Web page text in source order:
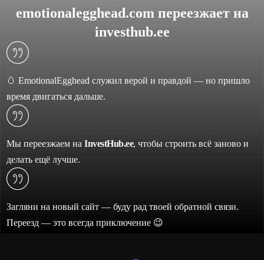
emotionalegghead.com переезжает на
investhub.ee
🥚 EmotionalEgghead служил верой и правдой — но пришло
время двигаться дальше.
Мы переезжаем на InvestHub.ee, чтобы строить всё заново и
делать ещё лучше.
Загляни на новый сайт — буду рад твоей обратной связи.
Переезд — это всегда приключение 😉